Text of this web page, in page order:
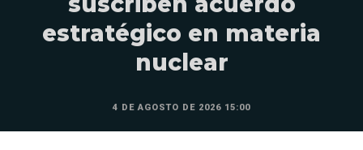
estratégico en materia
nuclear
4 DE AGOSTO DE 2026 15:00